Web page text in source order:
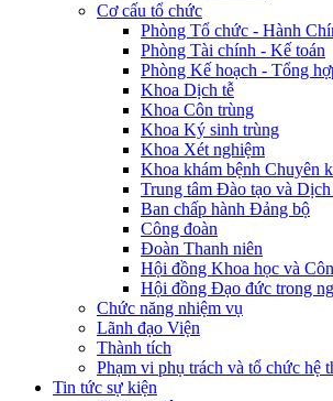
Cơ cấu tổ chức
Phòng Tổ chức - Hành
Phòng Tài chính - Kế toán
Phòng Kế hoạch - Tổng
Khoa Dịch tễ
Khoa Côn trùng
Khoa Ký sinh trùng
Khoa Xét nghiệm
Khoa khám bệnh Chuyên
Trung tâm Đào tạo và
Ban chấp hành Đảng bộ
Công đoàn
Đoàn Thanh niên
Hội đồng Khoa học và
Hội đồng Đạo đức trong
Chức năng nhiệm vụ
Lãnh đạo Viện
Thành tích
Phạm vi phụ trách và tổ chức hệ
Tin tức sự kiện